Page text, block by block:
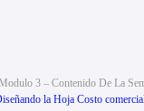
3 – Contenido De La
la Hoja Costo